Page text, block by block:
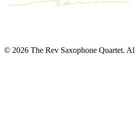
© 2026 The Rev Saxophone Quartet.